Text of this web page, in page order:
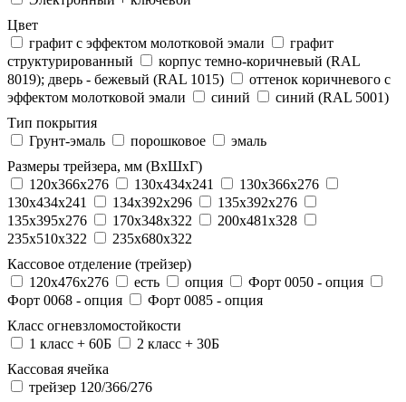
Цвет
графит с эффектом молотковой эмали
графит
структурированный
корпус темно-коричневый (RAL
8019); дверь - бежевый (RAL 1015)
оттенок коричневого с
эффектом молотковой эмали
синий
синий (RAL 5001)
Тип покрытия
Грунт-эмаль
порошковое
эмаль
Размеры трейзера, мм (ВхШхГ)
120x366x276
130x434x241
130х366х276
130х434х241
134x392x296
135x392x276
135x395x276
170x348x322
200x481x328
235x510x322
235x680x322
Кассовое отделение (трейзер)
120х476х276
есть опция
Форт 0050 - опция
Форт 0068 - опция
Форт 0085 - опция
Класс огневзломостойкости
1 класс + 60Б
2 класс + 30Б
Кассовая ячейка
трейзер 120/366/276